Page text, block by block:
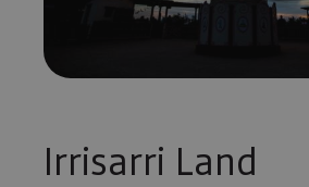
Irrisarri Land